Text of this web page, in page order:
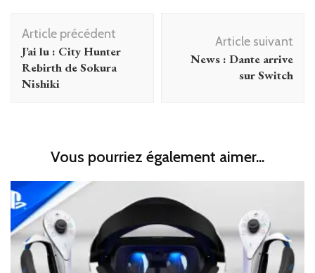
Navigation
d'article
Article précédent
J’ai lu : City Hunter
Rebirth de Sokura
Nishiki
Article suivant
News : Dante arrive
sur Switch
Vous pourriez également aimer...